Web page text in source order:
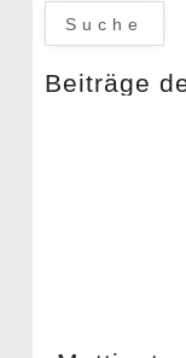
Suche
Beiträge